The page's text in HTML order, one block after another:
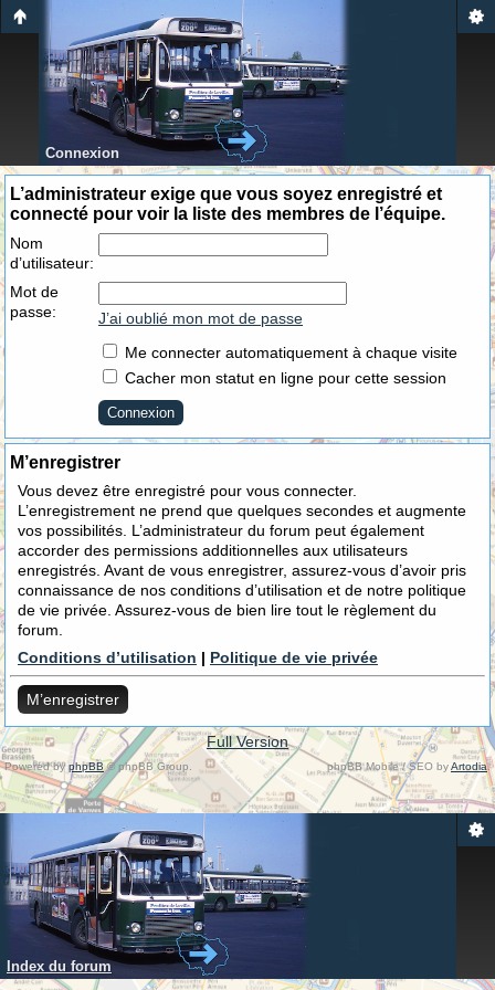
Connexion
L’administrateur exige que vous soyez enregistré et
connecté pour voir la liste des membres de l’équipe.
Nom
d’utilisateur:
Mot de
passe:
J’ai oublié mon mot de passe
Me connecter automatiquement à chaque visite
Cacher mon statut en ligne pour cette session
M’enregistrer
Vous devez être enregistré pour vous connecter.
L’enregistrement ne prend que quelques secondes et augmente
vos possibilités. L’administrateur du forum peut également
accorder des permissions additionnelles aux utilisateurs
enregistrés. Avant de vous enregistrer, assurez-vous d’avoir pris
connaissance de nos conditions d’utilisation et de notre politique
de vie privée. Assurez-vous de bien lire tout le règlement du
forum.
Conditions d’utilisation | Politique de vie privée
M’enregistrer
Full Version
Powered byphpBB© phpBB Group. phpBB Mobile / SEO byArtodia.
Index du forum